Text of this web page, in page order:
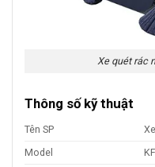
Xe quét rác
Thông số kỹ thuật
Tên SP
Model